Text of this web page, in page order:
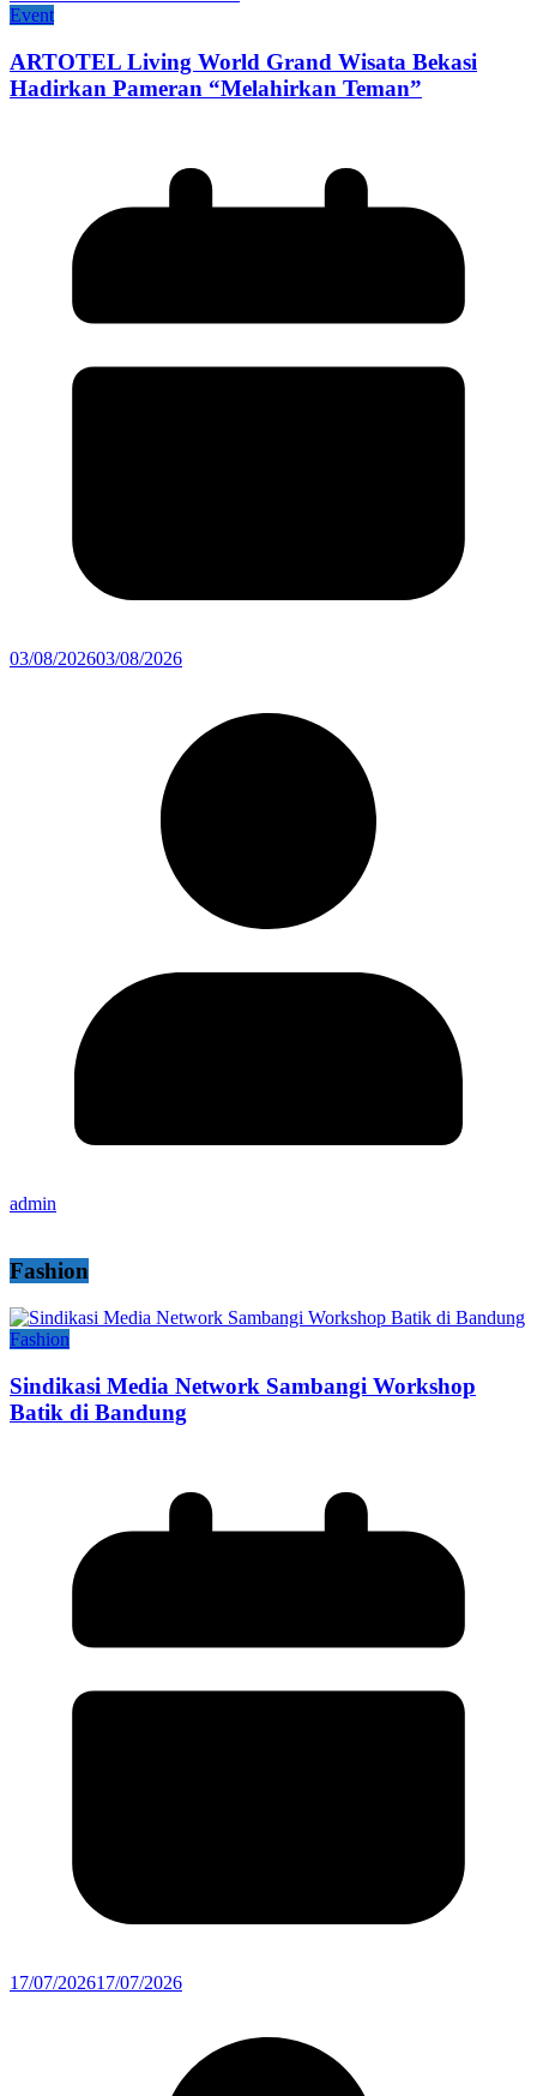
Event
ARTOTEL Living World Grand Wisata Bekasi
Hadirkan Pameran “Melahirkan Teman”
03/08/202603/08/2026
admin
Fashion
Fashion
Sindikasi Media Network Sambangi Workshop
Batik di Bandung
17/07/202617/07/2026